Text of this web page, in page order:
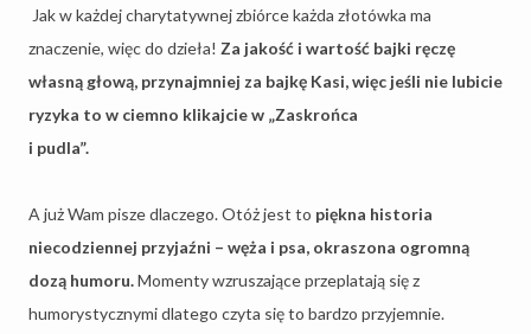
Jak w każdej charytatywnej zbiórce każda złotówka ma
znaczenie, więc do dzieła! Za jakość i wartość bajki ręczę
własną głową, przynajmniej za bajkę Kasi, więc jeśli nie lubicie
ryzyka to w ciemno klikajcie w „Zaskrońca
i pudla”.
A już Wam pisze dlaczego. Otóż jest to piękna historia
niecodziennej przyjaźni – węża i psa, okraszona ogromną
dozą humoru.Momenty wzruszające przeplatają się z
humorystycznymi dlatego czyta się to bardzo przyjemnie.